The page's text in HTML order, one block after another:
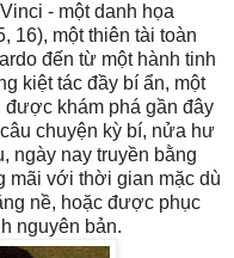
- một danh họa
16), một thiên tài toàn
đến từ một hành tinh
kiệt tác đầy bí ẩn, một
khám phá gần đây
chuyện kỳ bí, nửa hư
ngày nay truyền bằng
mãi với thời gian mặc dù
nề, hoặc được phục
nguyên bản.